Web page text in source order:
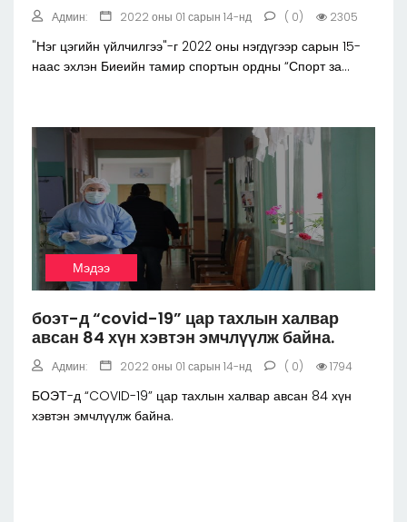
Админ: 2022 оны 01 сарын 14-нд ( 0) 2305
"Нэг цэгийн үйлчилгээ"-г 2022 оны нэгдүгээр сарын 15-
наас эхлэн Биеийн тамир спортын ордны “Спорт за...
Мэдээ
боэт-д “covid-19” цар тахлын халвар
авсан 84 хүн хэвтэн эмчлүүлж байна.
Админ: 2022 оны 01 сарын 14-нд ( 0) 1794
БОЭТ-д “COVID-19” цар тахлын халвар авсан 84 хүн
хэвтэн эмчлүүлж байна.